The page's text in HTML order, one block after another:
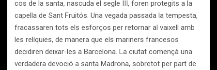
cos de la santa, nascuda el segle III, foren protegits a la
capella de Sant Fruitós. Una vegada passada la tempesta,
fracassaren tots els esforços per retornar al vaixell amb
les relíquies, de manera que els mariners francesos
decidiren deixar-les a Barcelona. La ciutat començà una
verdadera devoció a santa Madrona, sobretot per part de